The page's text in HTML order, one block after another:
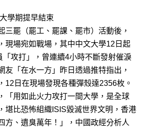
學期提早結束
三罷（罷工、罷課、罷市）活動後，
現場宛如戰場，其中中文大學12日起
「攻打」，曾連續4小時不斷發射催淚
友「在水一方」昨日透過推特指出，
12日在現場發現各種彈殼達2356枚。
「用如此火力攻打一間大學，是全球
堪比恐怖組織ISIS毀滅世界文明，香港
方、遺臭萬年！」，中國政經分析人